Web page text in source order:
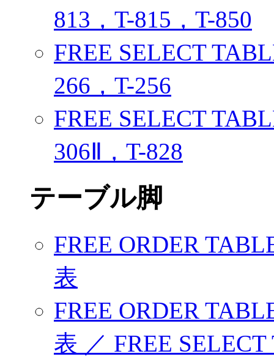
813，T-815，T-850
FREE SELECT
266，T-256
FREE SELECT
306Ⅱ，T-828
テーブル脚
FREE ORDER
表
FREE ORDER
表 ／ FREE